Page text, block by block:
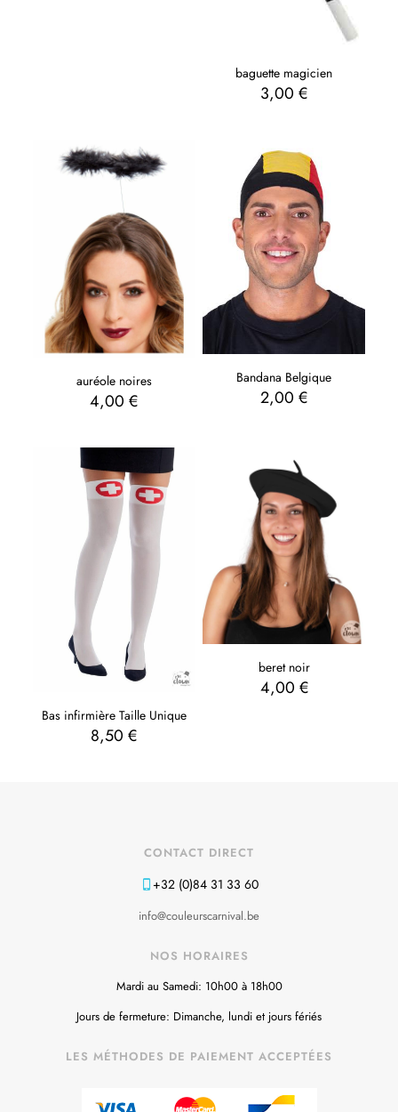
baguette magicien
3,00 €
auréole noires
4,00€
Bandana Belgique
2,00 €
Bas infirmière Taille Unique
8,50€
beret noir
4,00 €
CONTACT DIRECT
+32 (0)84 31 33 60
info@couleurscarnival.be
NOS HORAIRES
Mardi au Samedi: 10h00 à 18h00
Jours de fermeture: Dimanche, lundi et jours fériés
LES MÉTHODES DE PAIEMENT ACCEPTÉES